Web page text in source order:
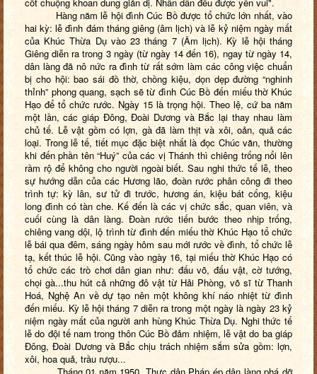
cốt chuộng khoan dung giản dị. Nhân dân đều được yên vui".
Hàng năm lễ hội đình Cúc Bồ được tổ chức lớn nhất, vào
hai kỳ: lễ đình đám tháng giêng (âm lịch) và lễ kỷ niệm ngày mất
của Khúc Thừa Dụ vào 23 tháng 7 (Âm lịch). Kỳ lễ hội tháng
Giêng diễn ra trong 3 ngày (từ ngày 14 đến 16), ngay từ ngày 14,
dân làng đã nô nức ra đình từ rất sớm làm các công việc chuẩn
bị cho hội: bao sái đồ thờ, chồng kiệu, dọn dẹp đường “nghinh
thỉnh” phong quang, sạch sẽ từ đình Cúc Bồ đến miếu thờ Khúc
Hạo để tổ chức rước. Ngày 15 là trọng hội. Theo lệ, cứ ba năm
một lần, các giáp Đông, Đoài Dương và Bắc lại thay nhau làm
chủ tế. Lễ vật gồm có lợn, gà đã làm thịt và xôi, oản, quả các
loại. Trong lễ tế, tiết mục đặc biệt nhất là đọc Chúc văn, thường
khi đến phần tên “Huý” của các vị Thánh thì chiêng trống nổi lên
rầm rộ để không cho người ngoài biết. Sau nghi thức tế lễ, theo
sự hướng dẫn của các Hương lão, đoàn rước phân công đi theo
trình tự: kỳ lân, sư tử đi trước, hương án, kiệu bát cống, kiệu
long đình có tàn che. Kế đến là các vị chức sắc, quan viên, và
cuối cùng là dân làng. Đoàn rước tiến bước theo nhịp trống,
chiêng vang dội, lộ trình từ đình đến miếu thờ Khúc Hạo tổ chức
lễ bái qua đêm, sáng ngày hôm sau mới rước về đình, tổ chức lễ
tạ, kết thúc lễ hội. Cũng vào ngày 16, tại miếu thờ Khúc Hạo có
tổ chức các trò chơi dân gian như: đấu võ, đấu vật, cờ tướng,
chọi gà...thu hút cả những đô vật từ Hải Phòng, võ sĩ từ Thanh
Hoá, Nghệ An về dự tạo nên một không khí náo nhiệt từ đình
đến miếu. Kỳ lễ hội tháng 7 diễn ra trong một ngày là ngày 23 kỷ
niệm ngày mất của người anh hùng Khúc Thừa Dụ. Nghi thức tế
lễ do đội tế nam trong thôn Cúc Bồ đảm nhiệm, lễ vật do ba giáp
Đông, Đoài Dương và Bắc chịu trách nhiệm sắm sửa gồm: lợn,
xôi, hoa quả, trầu rượu...